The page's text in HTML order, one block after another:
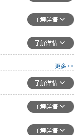
更多>>